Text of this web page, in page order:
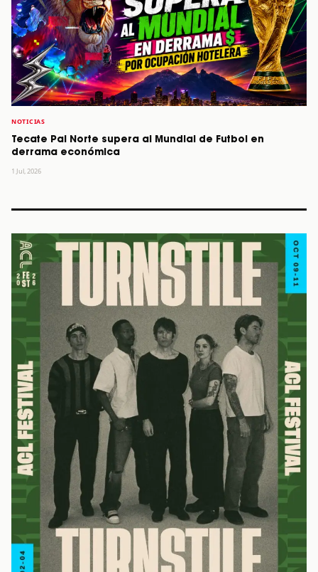
NOTICIAS
Tecate Pal Norte supera al Mundial de Futbol en
derrama económica
1 Jul, 2026